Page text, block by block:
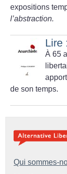
expositions
l’abstraction.
Lire
À 65
de son temps.
Qui sommes-